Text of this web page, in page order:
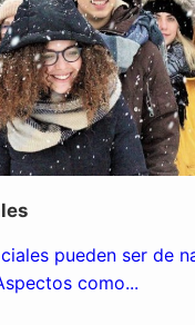
pueden ser de
como...